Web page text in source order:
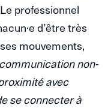
professionnel
d’être très
mouvements,
non-
avec
se connecter à